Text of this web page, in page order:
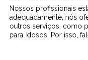
Nossos profissionais
adequadamente, nós
outros serviços, como
para Idosos. Por isso,